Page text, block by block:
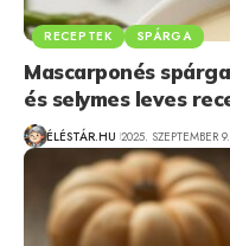
RECEPTEK SPÁRGA
Mascarponés
és selymes leves
ÉLÉSTÁR.HU 2025. SZEPTEMBER 9.